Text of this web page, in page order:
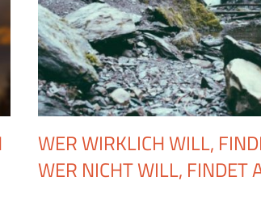
WER WIRKLICH WILL,
WER NICHT WILL, FINDET